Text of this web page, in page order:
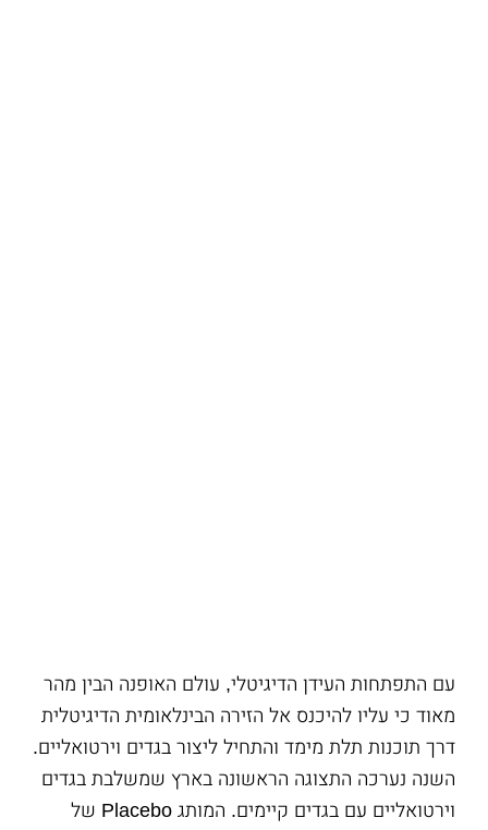
עם התפתחות העידן הדיגיטלי, עולם האופנה הבין מהר
מאוד כי עליו להיכנס אל הזירה הבינלאומית הדיגיטלית
דרך תוכנות תלת מימד והתחיל ליצור בגדים וירטואליים.
השנה נערכה התצוגה הראשונה בארץ שמשלבת בגדים
וירטואליים עם בגדים קיימים. המותג Placebo של